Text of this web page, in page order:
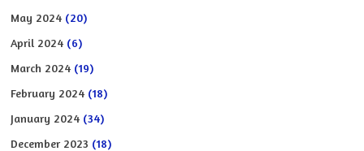
May 2024 (20)
April 2024 (6)
March 2024 (19)
February 2024 (18)
January 2024 (34)
December 2023 (18)